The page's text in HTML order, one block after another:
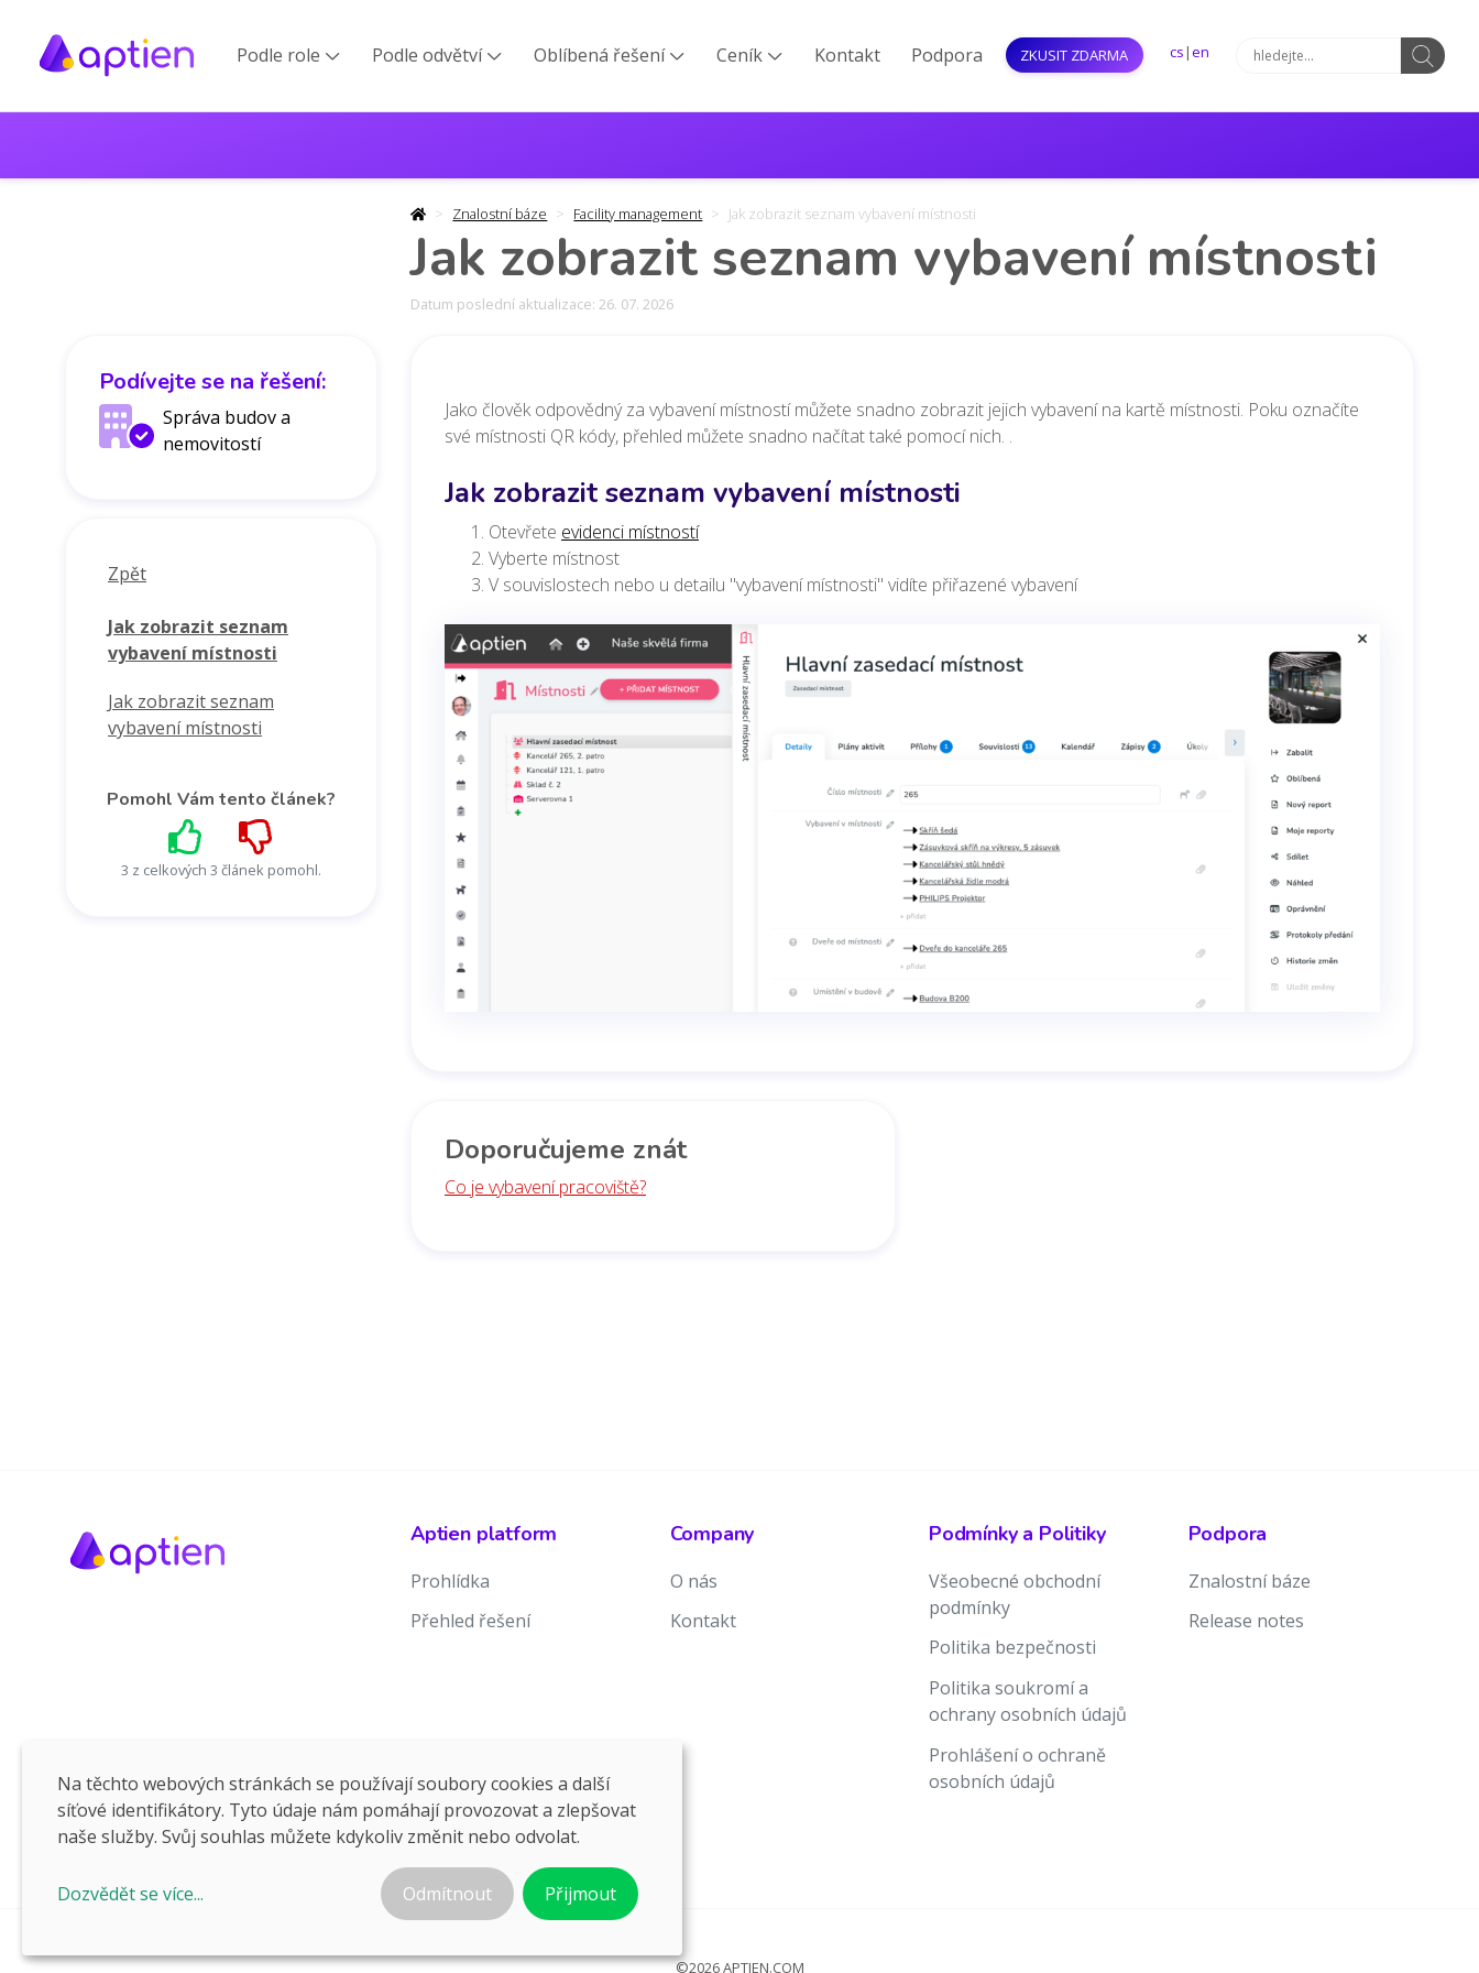
Podle role  Podle odvětví  Oblíbená řešení  Ceník  Kontakt Podpora ZKUSIT ZDARMA cs |en
Znalostní báze Facility management Jak zobrazit seznam vybavení místnosti
Jak zobrazit seznam vybavení místnosti
Datum poslední aktualizace: 26. 07. 2026
Podívejte se na řešení:
Správa budov a
nemovitostí
Zpět
Jak zobrazit seznam
vybavení místnosti
Jak zobrazit seznam
vybavení místnosti
Pomohl Vám tento článek?
3 z celkových 3 článek pomohl.
Jako člověk odpovědný za vybavení místností můžete snadno zobrazit jejich vybavení na kartě místnosti. Poku označíte
své místnosti QR kódy, přehled můžete snadno načítat také pomocí nich. .
Jak zobrazit seznam vybavení místnosti
Otevřete evidenci místností
Vyberte místnost
V souvislostech nebo u detailu "vybavení místnosti" vidíte přiřazené vybavení
Doporučujeme znát
Co je vybavení pracoviště?
Aptien platform
Prohlídka
Přehled řešení
Company
O nás
Kontakt
Podmínky a Politiky
Všeobecné obchodní
podmínky
Politika bezpečnosti
Politika soukromí a
ochrany osobních údajů
Prohlášení o ochraně
osobních údajů
Podpora
Znalostní báze
Release notes
©2026 APTIEN.COM
Na těchto webových stránkách se používají soubory cookies a další
síťové identifikátory. Tyto údaje nám pomáhají provozovat a zlepšovat
naše služby. Svůj souhlas můžete kdykoliv změnit nebo odvolat.
Dozvědět se více... Odmítnout Přijmout